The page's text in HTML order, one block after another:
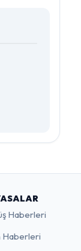
Haberleri
Haberleri